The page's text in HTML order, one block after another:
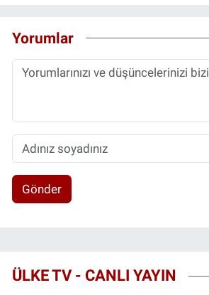
Yorumlar
Gönder
ÜLKE TV - CANLI YAYIN